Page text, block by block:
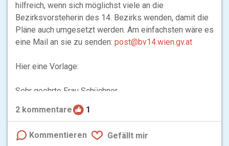
hilfreich, wenn sich möglichst viele an die
Bezirksvorsteherin des 14. Bezirks wenden, damit die
Pläne auch umgesetzt werden. Am einfachsten wäre es
eine Mail an sie zu senden: post@bv14.wien.gv.at
Hier eine Vorlage:
Sehr geehrte Frau Schüchner,
ich habe erfahren, dass derzeit eine Umgestaltung der
2 kommentare 1
Kommentieren Gefällt mir